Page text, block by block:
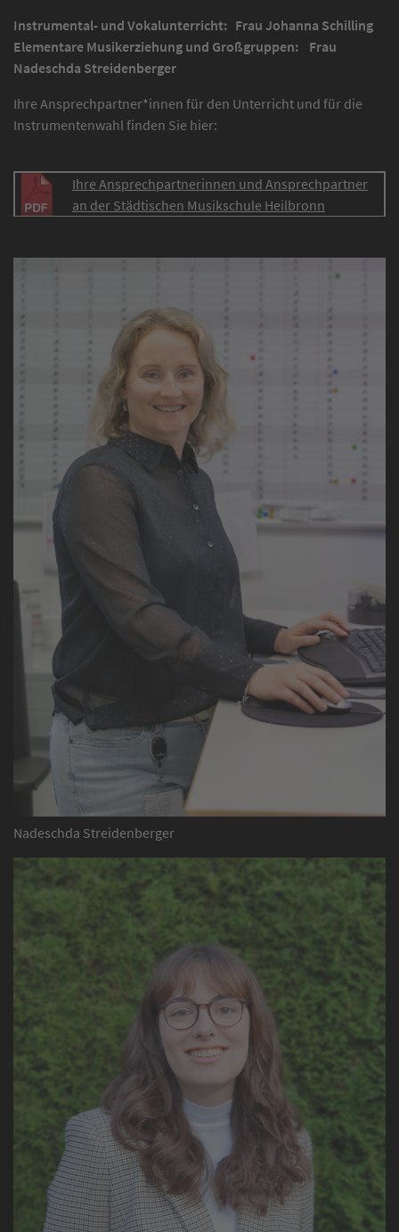
Instrumental- und Vokalunterricht: Frau Johanna Schilling
Elementare Musikerziehung und Großgruppen: Frau
Nadeschda Streidenberger
Ihre Ansprechpartner*innen für den Unterricht und für die
Instrumentenwahl finden Sie hier:
Ihre Ansprechpartnerinnen und Ansprechpartner
an der Städtischen Musikschule Heilbronn
Nadeschda Streidenberger